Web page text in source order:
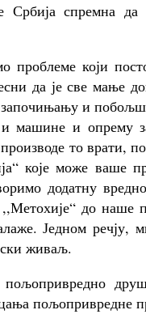
Србија спремна
који
да је све мање
и
машине и опрему
то врати,
које може ваше
додатну
до наше
Једном
живаљ.
пољопривредне